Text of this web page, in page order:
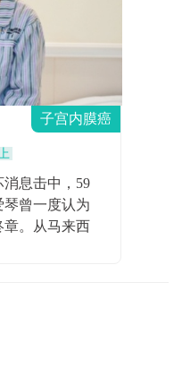
子宫内膜癌
息击中，59
曾一度认为
章。从马来西